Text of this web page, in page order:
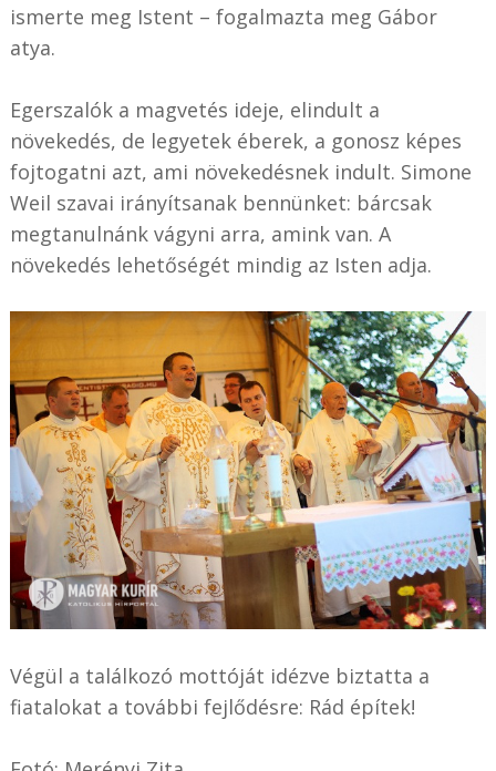
ismerte meg Istent – fogalmazta meg Gábor
atya.
Egerszalók a magvetés ideje, elindult a
növekedés, de legyetek éberek, a gonosz képes
fojtogatni azt, ami növekedésnek indult. Simone
Weil szavai irányítsanak bennünket: bárcsak
megtanulnánk vágyni arra, amink van. A
növekedés lehetőségét mindig az Isten adja.
Végül a találkozó mottóját idézve biztatta a
fiatalokat a további fejlődésre: Rád építek!